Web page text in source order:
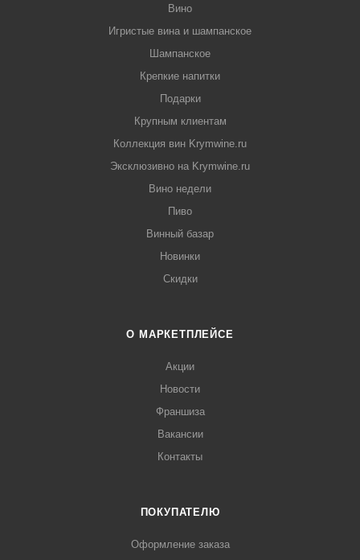
Вино
Игристые вина и шампанское
Шампанское
Крепкие напитки
Подарки
Крупным клиентам
Коллекция вин Krymwine.ru
Эксклюзивно на Krymwine.ru
Вино недели
Пиво
Винный базар
Новинки
Скидки
О МАРКЕТПЛЕЙСЕ
Акции
Новости
Франшиза
Вакансии
Контакты
ПОКУПАТЕЛЮ
Оформление заказа